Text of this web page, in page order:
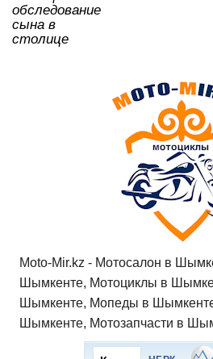
обследование
сына в
столице
Moto-Mir.kz - Мотосалон в
Шымкенте, Мотоциклы в
Шымкенте, Мопеды в
Шымкенте, Мотозапчасти в